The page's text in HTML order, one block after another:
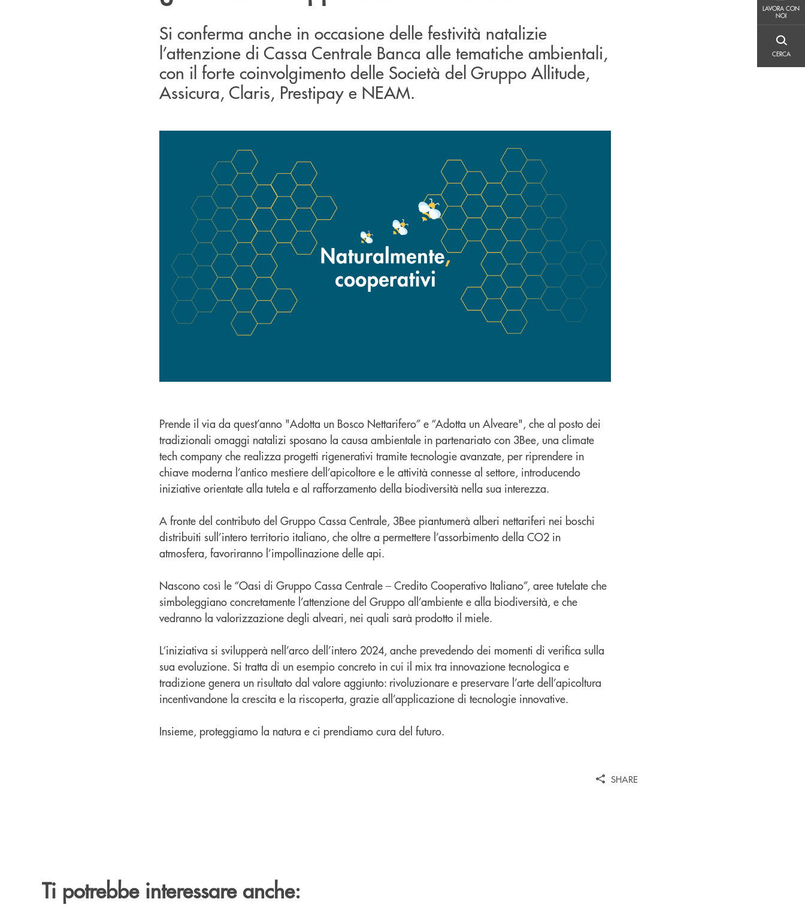
LAVORA CON
NOI
CERCA
Si conferma anche in occasione delle festività natalizie
l’attenzione di Cassa Centrale Banca alle tematiche ambientali,
con il forte coinvolgimento delle Società del Gruppo Allitude,
Assicura, Claris, Prestipay e NEAM.
Prende il via da quest’anno "Adotta un Bosco Nettarifero” e “Adotta un Alveare", che al posto dei
tradizionali omaggi natalizi sposano la causa ambientale in partenariato con 3Bee, una climate
tech company che realizza progetti rigenerativi tramite tecnologie avanzate, per riprendere in
chiave moderna l’antico mestiere dell’apicoltore e le attività connesse al settore, introducendo
iniziative orientate alla tutela e al rafforzamento della biodiversità nella sua interezza.
A fronte del contributo del Gruppo Cassa Centrale, 3Bee piantumerà alberi nettariferi nei boschi
distribuiti sull’intero territorio italiano, che oltre a permettere l’assorbimento della CO2 in
atmosfera, favoriranno l’impollinazione delle api.
Nascono così le “Oasi di Gruppo Cassa Centrale – Credito Cooperativo Italiano”, aree tutelate che
simboleggiano concretamente l’attenzione del Gruppo all’ambiente e alla biodiversità, e che
vedranno la valorizzazione degli alveari, nei quali sarà prodotto il miele.
L‘iniziativa si svilupperà nell’arco dell’intero 2024, anche prevedendo dei momenti di verifica sulla
sua evoluzione. Si tratta di un esempio concreto in cui il mix tra innovazione tecnologica e
tradizione genera un risultato dal valore aggiunto: rivoluzionare e preservare l’arte dell’apicoltura
incentivandone la crescita e la riscoperta, grazie all’applicazione di tecnologie innovative.
Insieme, proteggiamo la natura e ci prendiamo cura del futuro.
SHARE
Ti potrebbe interessare anche: